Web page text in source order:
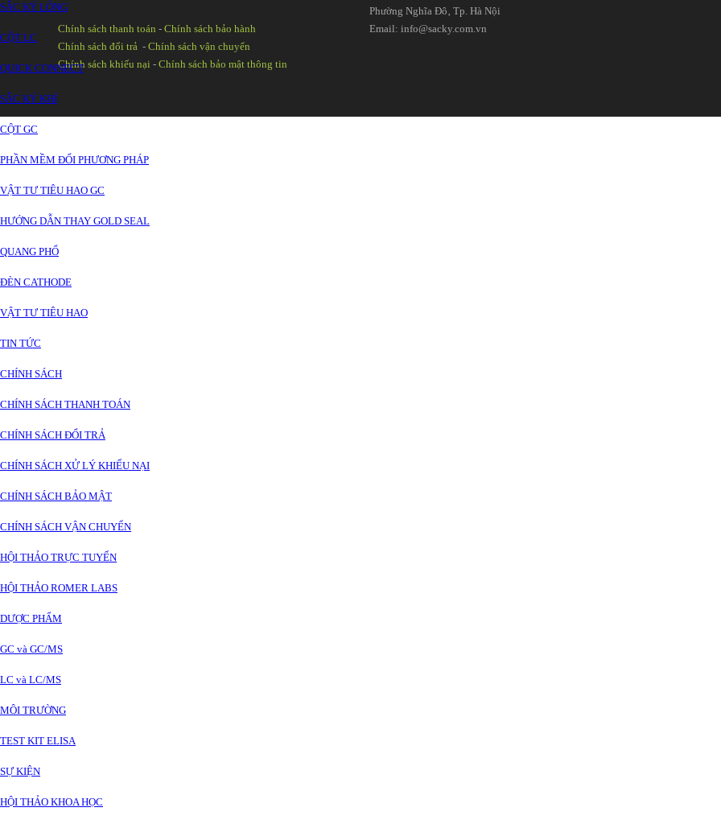
SẮC KÝ LỎNG
CỘT LC
QUICK CONNECT
SẮC KÝ KHÍ
CỘT GC
PHẦN MỀM ĐỔI PHƯƠNG PHÁP
VẬT TƯ TIÊU HAO GC
HƯỚNG DẪN THAY GOLD SEAL
QUANG PHỔ
ĐÈN CATHODE
VẬT TƯ TIÊU HAO
TIN TỨC
CHÍNH SÁCH
CHÍNH SÁCH THANH TOÁN
CHÍNH SÁCH ĐỔI TRẢ
CHÍNH SÁCH XỬ LÝ KHIẾU NẠI
CHÍNH SÁCH BẢO MẬT
CHÍNH SÁCH VẬN CHUYỂN
HỘI THẢO TRỰC TUYẾN
HỘI THẢO ROMER LABS
DƯỢC PHẨM
GC và GC/MS
LC và LC/MS
MÔI TRƯỜNG
TEST KIT ELISA
SỰ KIỆN
HỘI THẢO KHOA HỌC
Chính sách thanh toán - Chính sách bảo hành
Chính sách đổi trả - Chính sách vận chuyển
Chính sách khiếu nại - Chính sách bảo mật thông tin
Phường Nghĩa Đô‚ Tp. Hà Nội
Email: info@sacky.com.vn